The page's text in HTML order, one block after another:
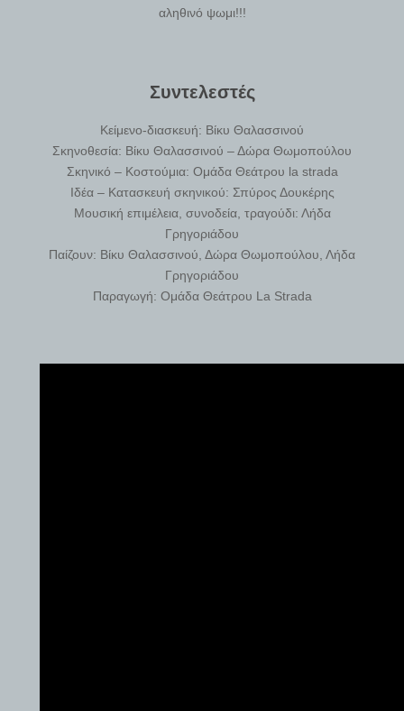
αληθινό ψωμι!!!
Συντελεστές
Κείμενο-διασκευή: Βίκυ Θαλασσινού
Σκηνοθεσία: Βίκυ Θαλασσινού – Δώρα Θωμοπούλου
Σκηνικό – Κοστούμια: Ομάδα Θεάτρου la strada
Ιδέα – Κατασκευή σκηνικού: Σπύρος Δουκέρης
Μουσική επιμέλεια, συνοδεία, τραγούδι: Λήδα
Γρηγοριάδου
Παίζουν: Βίκυ Θαλασσινού, Δώρα Θωμοπούλου, Λήδα
Γρηγοριάδου
Παραγωγή: Ομάδα Θεάτρου La Strada